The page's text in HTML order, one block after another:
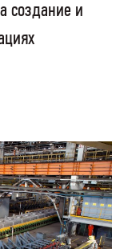
создание и